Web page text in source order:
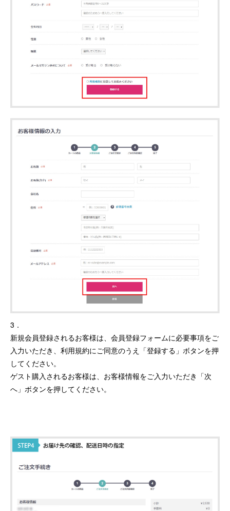
3．
新規会員登録されるお客様は、会員登録フォームに必要事項をご
入力いただき、利用規約にご同意のうえ「登録する」ボタンを押
してください。
ゲスト購入されるお客様は、お客様情報をご入力いただき「次
へ」ボタンを押してください。